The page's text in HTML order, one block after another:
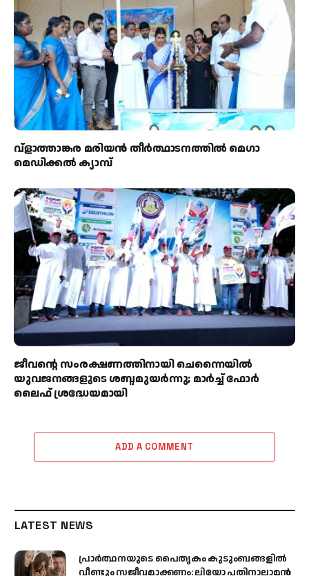
വ്ളാത്താങ്കര മരിയൻ തീർത്ഥാടനത്തിൽ മെഗാ
മെഡിക്കൽ ക്യാമ്പ്
ജീവന്റെ സംരക്ഷണത്തിനായി ചെന്നൈയിൽ
യുവജനങ്ങളുടെ ശബ്ദമുയർന്നു; മാർച്ച് ഫോർ
ലൈഫ് ശ്രദ്ധേയമായി
ADD A COMMENT
LATEST NEWS
പ്രാര്‍ത്ഥനയുടെ പൈതൃകം കുടുംബങ്ങളില്‍
വീണ്ടും സജീവമാക്കണം: ലിയോ പതിനാലാമന്‍